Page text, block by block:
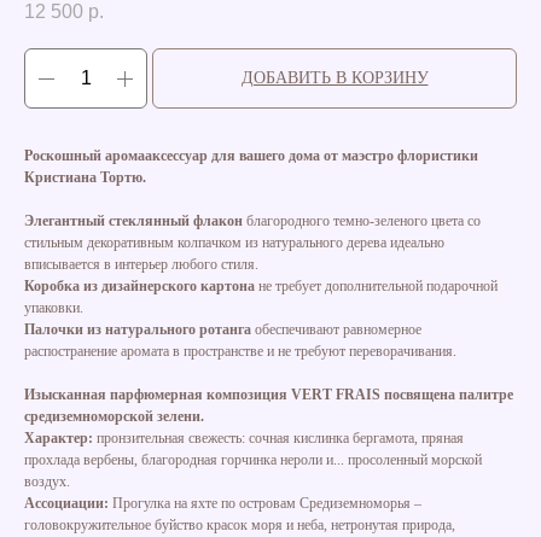
12 500 р.
ДОБАВИТЬ В КОРЗИНУ
Роскошный аромааксессуар для вашего дома от маэстро флористики
Кристиана Тортю.
Элегантный стеклянный флакон благородного темно-зеленого цвета со
стильным декоративным колпачком из натурального дерева идеально
вписывается в интерьер любого стиля.
Коробка из дизайнерского картона не требует дополнительной подарочной
упаковки.
Палочки из натурального ротанга обеспечивают равномерное
распостранение аромата в пространстве и не требуют переворачивания.
Изысканная парфюмерная композиция VERT FRAIS посвящена палитре
средиземноморской зелени.
Характер: пронзительная свежесть: сочная кислинка бергамота, пряная
прохлада вербены, благородная горчинка нероли и... просоленный морской
воздух.
Ассоциации: Прогулка на яхте по островам Средиземноморья –
головокружительное буйство красок моря и неба, нетронутая природа,